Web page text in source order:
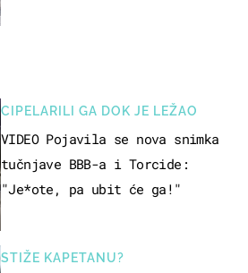
CIPELARILI GA DOK JE LEŽAO
VIDEO Pojavila se nova snimka
tučnjave BBB-a i Torcide:
"Je*ote, pa ubit će ga!"
STIŽE KAPETANU?